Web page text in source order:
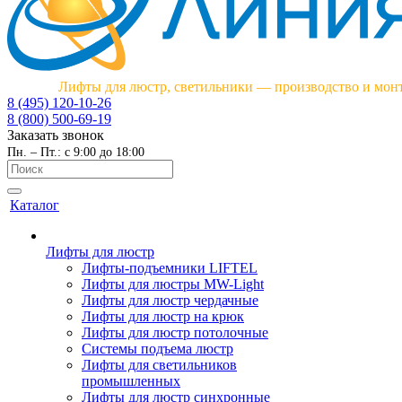
Лифты для люстр, светильники — производство и
8 (495) 120-10-26
8 (800) 500-69-19
Заказать звонок
Пн. – Пт.: с 9:00 до 18:00
Каталог
Лифты для люстр
Лифты-подъемники LIFTEL
Лифты для люстры MW-Light
Лифты для люстр чердачные
Лифты для люстр на крюк
Лифты для люстр потолочные
Системы подъема люстр
Лифты для светильников
промышленных
Лифты для люстр синхронные